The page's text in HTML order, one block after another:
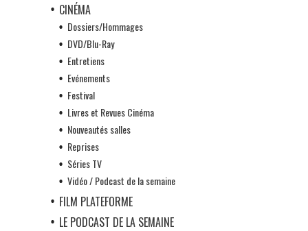
CINÉMA
Dossiers/Hommages
DVD/Blu-Ray
Entretiens
Evénements
Festival
Livres et Revues Cinéma
Nouveautés salles
Reprises
Séries TV
Vidéo / Podcast de la semaine
FILM PLATEFORME
LE PODCAST DE LA SEMAINE